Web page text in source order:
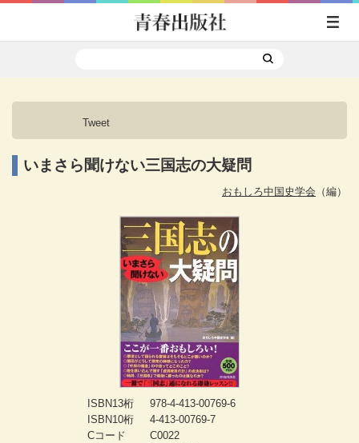
Tweet
いまさら聞けない三国志の大疑問
おもしろ中国史学会 （編）
ISBN13桁
978-4-413-00769-6
ISBN10桁
4-413-00769-7
Cコード
C0022